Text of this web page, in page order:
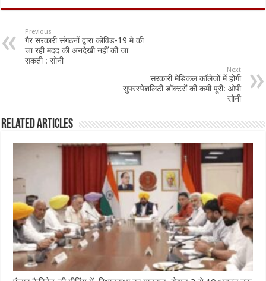
e
b
o
o
at
sA
p
p
ai
l
ar
e
Previous
गैर सरकारी संगठनों द्वारा कोविड-19 मे की
जा रही मदद की अनदेखी नहीं की जा
सकती : सोनी
Next
सरकारी मेडिकल कॉलेजों में होगी
सुपरस्पेशलिटी डॉक्टरों की कमी पूरी: ओपी
सोनी
Related Articles